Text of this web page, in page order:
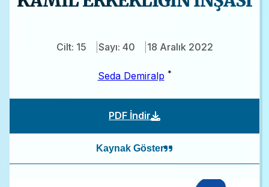
Cilt: 15 Sayı: 40 18 Aralık 2022
Seda Demiralp *
PDF İndir
Kaynak Göster